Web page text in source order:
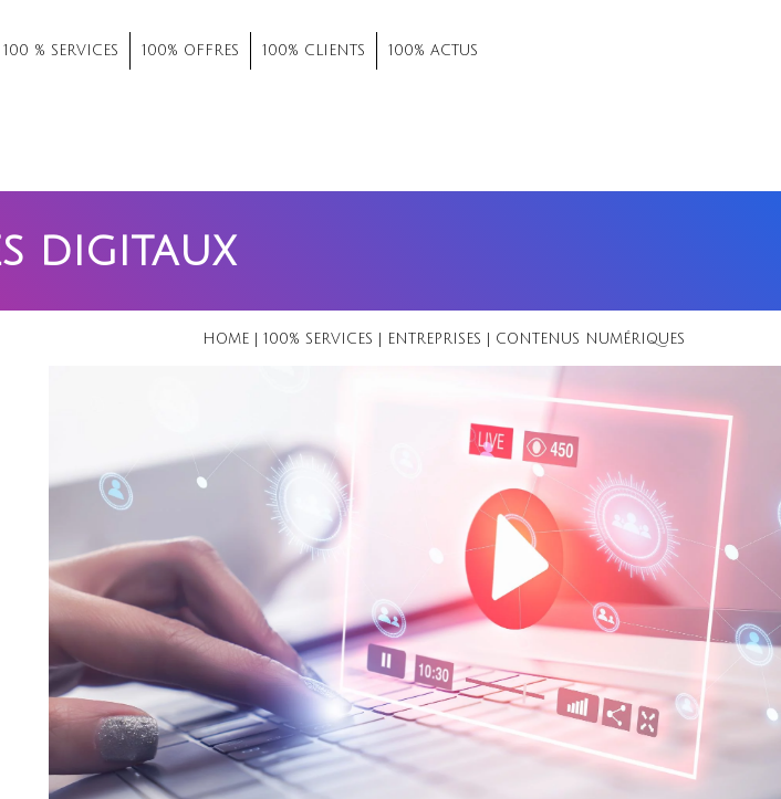
100 % SERVICES 100% OFFRES 100% CLIENTS 100% ACTUS
digitaux
HOME| 100% SERVICES ENTREPRISES CONTENUS NUMÉRIQUES